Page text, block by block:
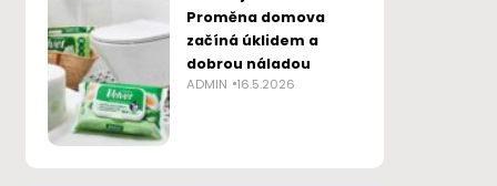
Proměna domova
začíná úklidem a
dobrou náladou
ADMIN 16.5.2026